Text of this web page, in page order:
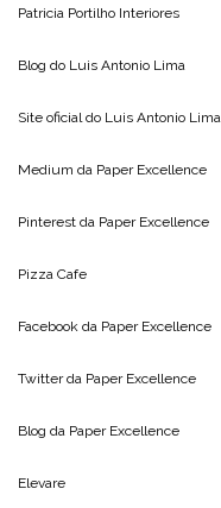
Patricia Portilho Interiores
Blog do Luis Antonio Lima
Site oficial do Luis Antonio Lima
Medium da Paper Excellence
Pinterest da Paper Excellence
Pizza Cafe
Facebook da Paper Excellence
Twitter da Paper Excellence
Blog da Paper Excellence
Elevare